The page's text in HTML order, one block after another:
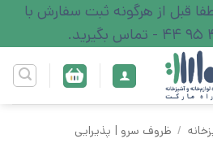
قبل از هرگونه ثبت سفارش با
/ ظروف سرو | پذیرایی